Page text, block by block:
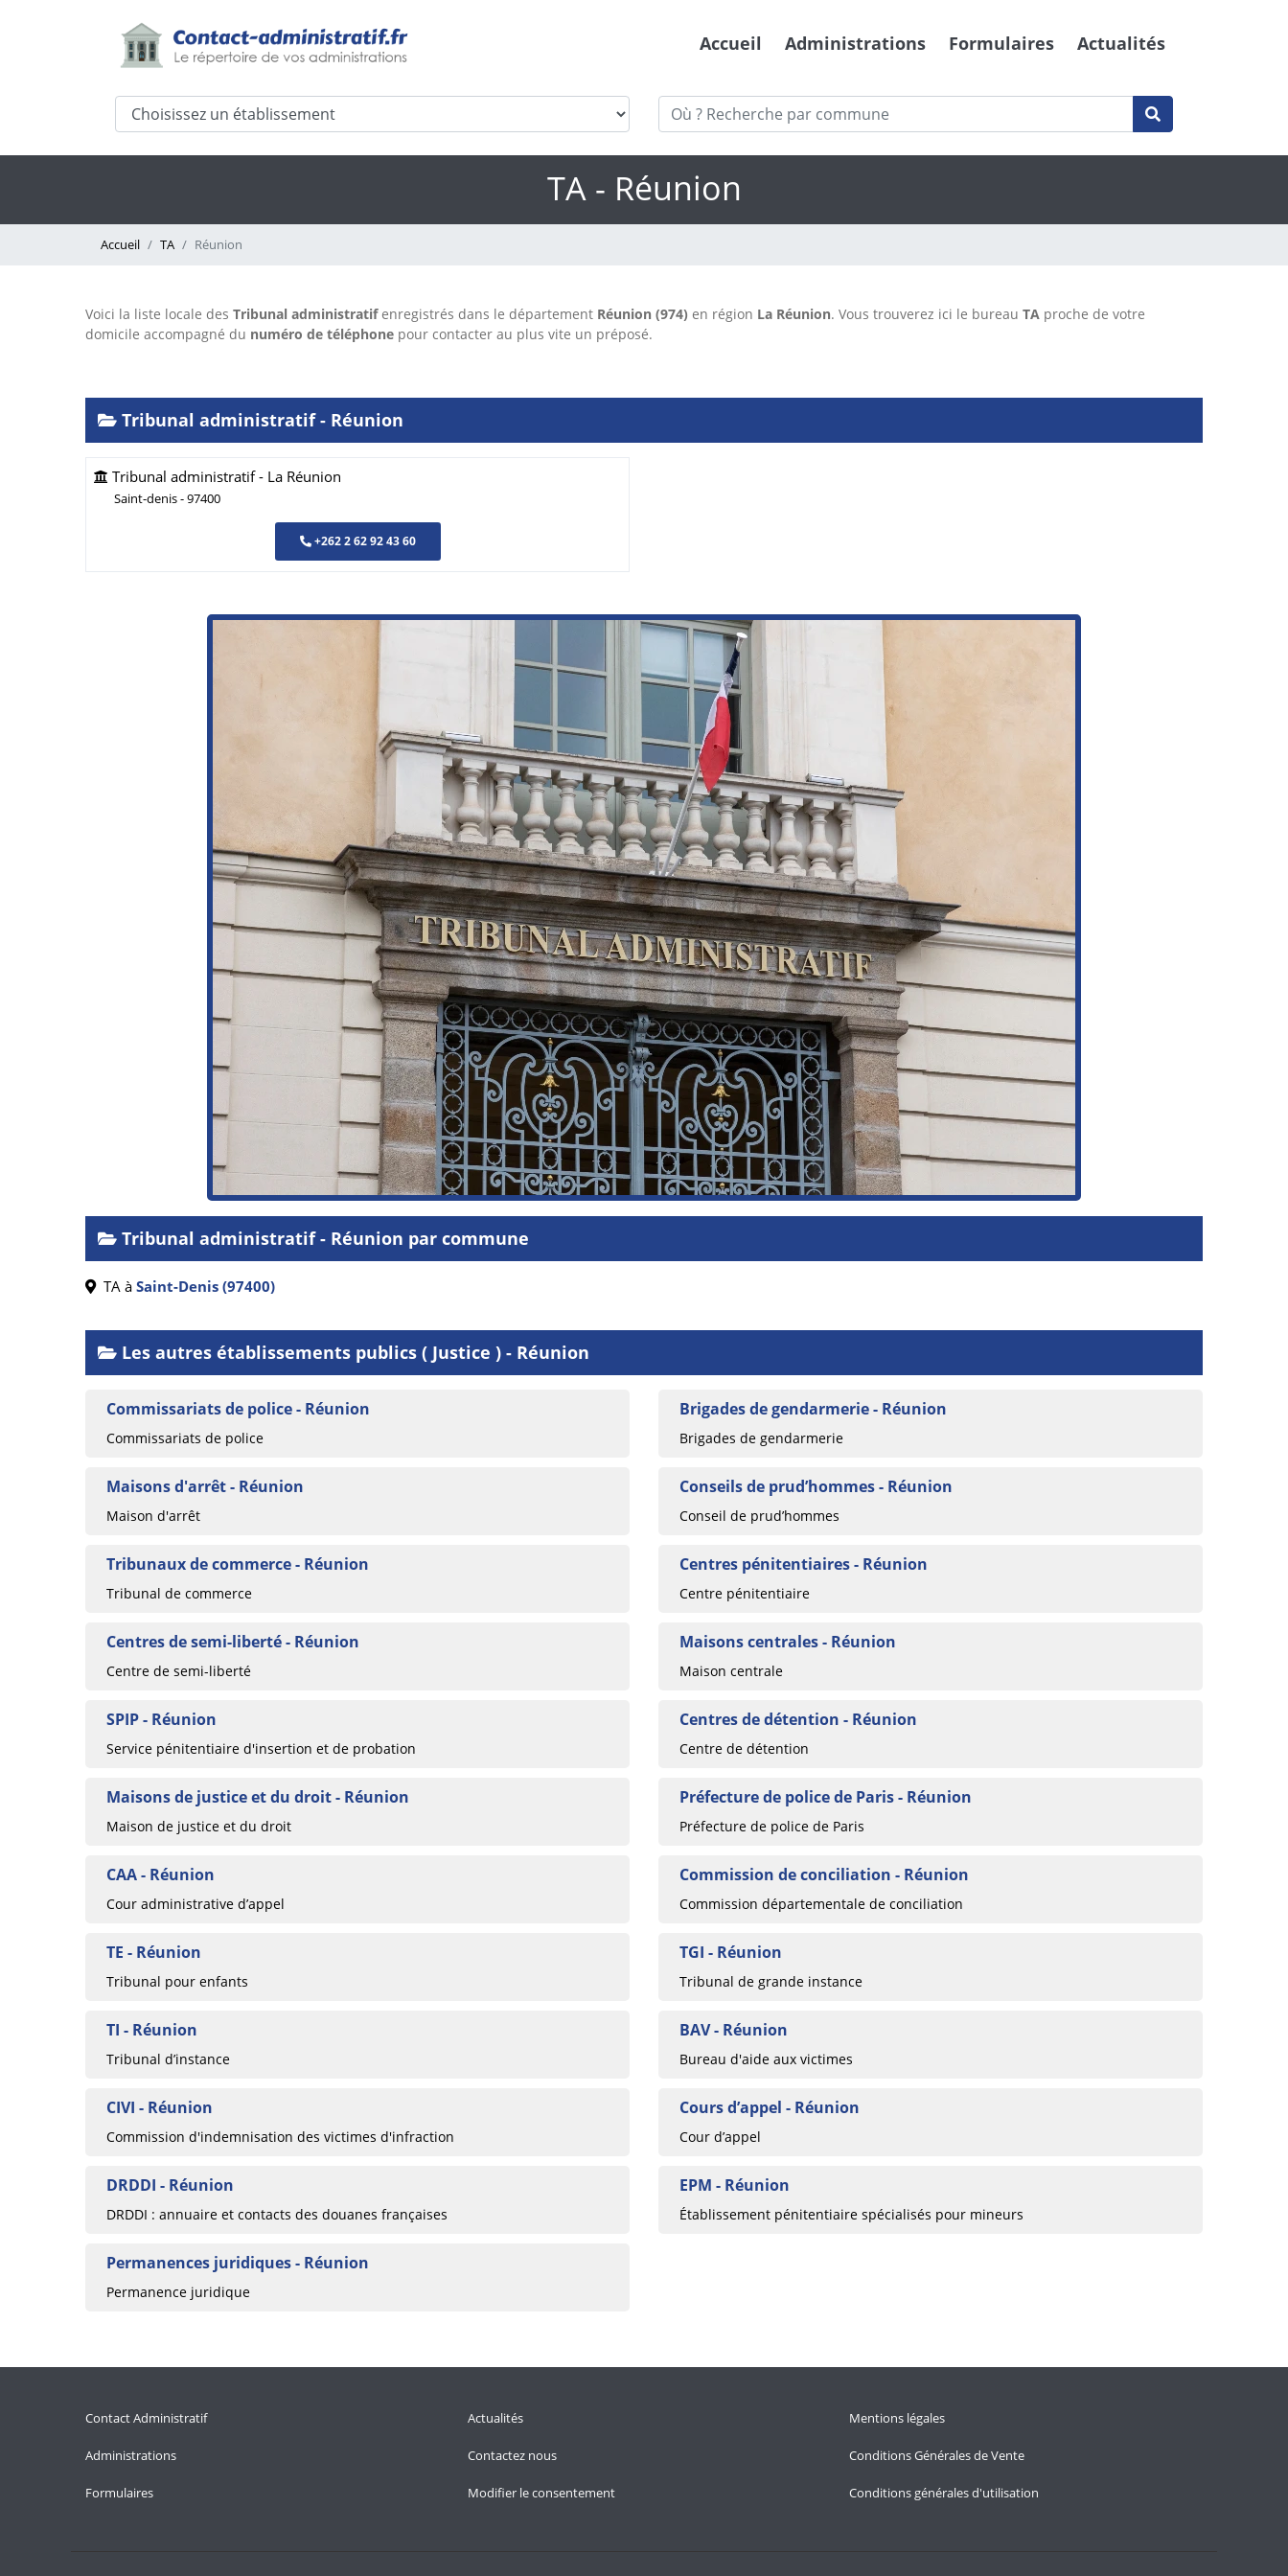
Accueil Administrations Formulaires Actualités
TA - Réunion
Accueil TA Réunion
Voici la liste locale des Tribunal administratifenregistrés dans le département Réunion (974) en région La Réunion. Vous trouverez ici le bureau TA proche de votre
domicile accompagné du numéro de téléphone pour contacter au plus vite un préposé.
Tribunal administratif - Réunion
Tribunal administratif - La Réunion
Saint-denis - 97400
+262 2 62 92 43 60
Tribunal administratif - Réunion par commune
TA à Saint-Denis (97400)
Les autres établissements publics ( Justice ) - Réunion
Commissariats de police - Réunion
Commissariats de police
Brigades de gendarmerie - Réunion
Brigades de gendarmerie
Maisons d'arrêt - Réunion
Maison d'arrêt
Conseils de prud’hommes - Réunion
Conseil de prud’hommes
Tribunaux de commerce - Réunion
Tribunal de commerce
Centres pénitentiaires - Réunion
Centre pénitentiaire
Centres de semi-liberté - Réunion
Centre de semi-liberté
Maisons centrales - Réunion
Maison centrale
SPIP - Réunion
Service pénitentiaire d'insertion et de probation
Centres de détention - Réunion
Centre de détention
Maisons de justice et du droit - Réunion
Maison de justice et du droit
Préfecture de police de Paris - Réunion
Préfecture de police de Paris
CAA - Réunion
Cour administrative d’appel
Commission de conciliation - Réunion
Commission départementale de conciliation
TE - Réunion
Tribunal pour enfants
TGI - Réunion
Tribunal de grande instance
TI - Réunion
Tribunal d’instance
BAV - Réunion
Bureau d'aide aux victimes
CIVI - Réunion
Commission d'indemnisation des victimes d'infraction
Cours d’appel - Réunion
Cour d’appel
DRDDI - Réunion
DRDDI : annuaire et contacts des douanes françaises
EPM - Réunion
Établissement pénitentiaire spécialisés pour mineurs
Permanences juridiques - Réunion
Permanence juridique
Contact Administratif
Administrations
Formulaires
Actualités
Contactez nous
Modifier le consentement
Mentions légales
Conditions Générales de Vente
Conditions générales d'utilisation